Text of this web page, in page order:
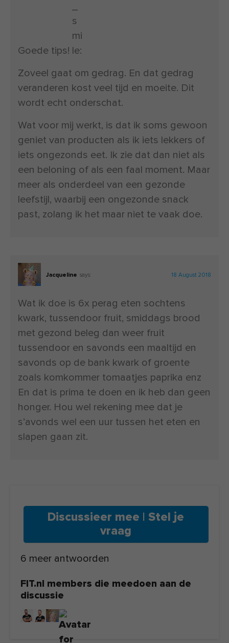
Goede tips!
Zoveel gaat om gedrag. En dat gedrag
veranderen kost veel tijd en moeite. Dit
wordt echt onderschat.
Wat voor mij werkt, is dat ik soms gewoon
geniet van producten als ik iets lekkers of
iets ongezonds eet. Ik zie dat dan niet als
een beloning of als een faal moment. Maar
meer als onderdeel van een gezonde
leefstijl, waarbij een ongezonde snack
past, zolang ik het maar niet te vaak doe.
Jacqueline says: 18 August 2018
Wat ik doe is 6x perag eten sochtens
kwark, tussendoor fruit, smiddags brood
met gezond beleg dan weer fruit
tussendoor en savonds een maaltijd en
savonds op de bank kwark of groente
zoals komkommer tomaatjes paprika enz
En dat is prima te doen en ik heb dan geen
honger. Hou wel rekening mee dat je
s’avonds wel een uur tussen het eten en
slapen gaan zit.
Discussieer mee | Stel je
vraag
6 meer antwoorden
FIT.nl members die meedoen aan de
discussie